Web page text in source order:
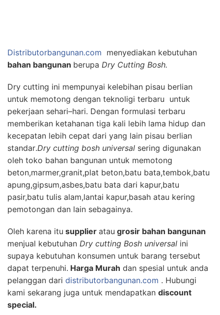
Distributorbangunan.com menyediakan kebutuhan
bahan bangunan berupa Dry Cutting Bosh.
Dry cutting ini mempunyai kelebihan pisau berlian
untuk memotong dengan teknoligi terbaru untuk
pekerjaan sehari–hari. Dengan formulasi terbaru
memberikan ketahanan tiga kali lebih lama hidup dan
kecepatan lebih cepat dari yang lain pisau berlian
standar.Dry cutting bosh universal sering digunakan
oleh toko bahan bangunan untuk memotong
beton,marmer,granit,plat beton,batu bata,tembok,batu
apung,gipsum,asbes,batu bata dari kapur,batu
pasir,batu tulis alam,lantai kapur,basah atau kering
pemotongan dan lain sebagainya.
Oleh karena itu supplier atau grosir bahan bangunan
menjual kebutuhan Dry cutting Bosh universal ini
supaya kebutuhan konsumen untuk barang tersebut
dapat terpenuhi. Harga Murah dan spesial untuk anda
pelanggan dari distributorbangunan.com . Hubungi
kami sekarang juga untuk mendapatkan discount
special.